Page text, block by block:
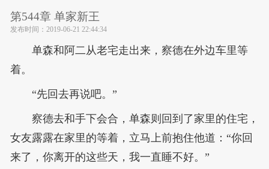
第544章 单家新王
发布时间： 2019-06-21 22:44:34
单森和阿二从老宅走出来，察德在外边车里等
着。
“先回去再说吧。”
察德去和手下会合，单森则回到了家里的住宅，
女友露露在家里的等着，立马上前抱住他道：“你回
来了，你离开的这些天，我一直睡不好。”